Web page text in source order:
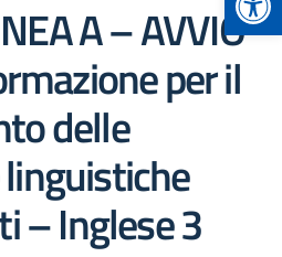
A – AVVIO
per il
delle
– Inglese 3